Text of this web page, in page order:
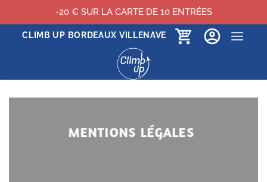
PasserCLIMB UP BORDEAUX VILLENAVE
MENTIONS LÉGALES
-20 € SUR LA CARTE DE 10 ENTRÉES